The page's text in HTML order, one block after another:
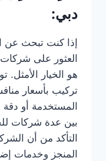
دبي:
إذا كنت تبحث عن
العثور على
هو الخيار
تركيب بأسعار
المستخدمة أو دقة
بين عدة شركات
التأكد من أن
المنجز وخدمات